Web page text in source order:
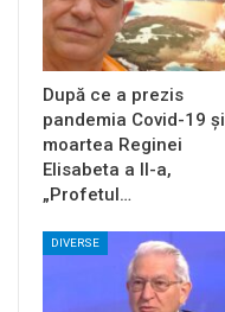
După ce a prezis
pandemia Covid-19 și
moartea Reginei
Elisabeta a II-a,
„Profetul…
DIVERSE